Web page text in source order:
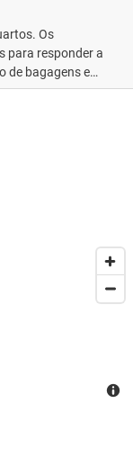
Os
para responder a
de bagagens e
confortvel.
oferece
com
adicionais).
e servio de